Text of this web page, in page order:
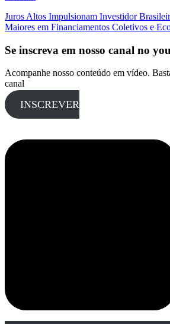
Juros Altos Impulsionam Investidor
Maiores em Financiamentos Coletivos e
Se inscreva em nosso canal no
Acompanhe nosso conteúdo em vídeo.
canal
INSCREVER